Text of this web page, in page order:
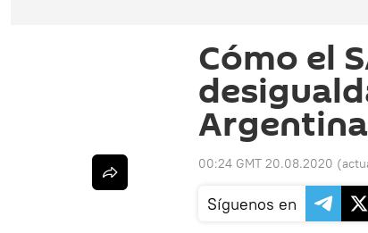
Cómo el
Argentina
00:24 GMT 20.08.2020
Síguenos en